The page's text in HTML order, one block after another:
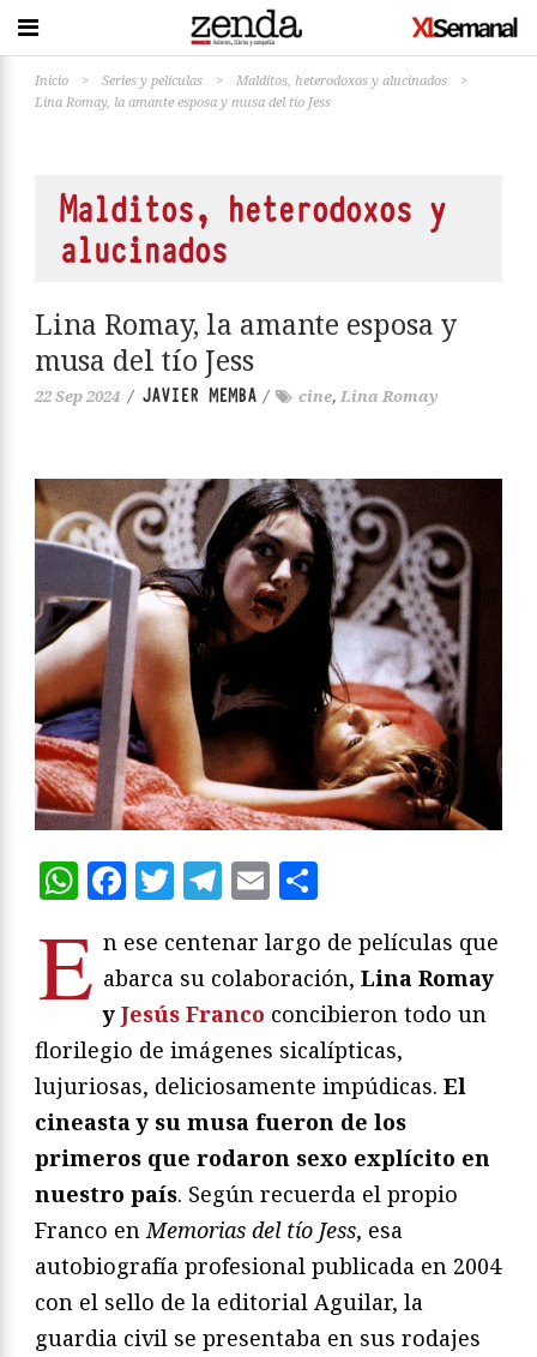
Inicio > Series y películas > Malditos, heterodoxos y alucinados
>
Lina Romay, la amante esposa y musa del tío Jess
Malditos, heterodoxos y
alucinados
Lina Romay, la amante esposa y
musa del tío Jess
22 Sep 2024 / JAVIER MEMBA / cine, Lina Romay
WhatsApp
Facebook
Twitter
Telegram
Email
E n ese centenar largo de películas que
abarca su colaboración, Lina Romay
y Jesús Franco concibieron todo un
florilegio de imágenes sicalípticas,
lujuriosas, deliciosamente impúdicas. El
cineasta y su musa fueron de los
primeros que rodaron sexo explícito en
nuestro país. Según recuerda el propio
Franco en Memorias del tío Jess, esa
autobiografía profesional publicada en 2004
con el sello de la editorial Aguilar, la
guardia civil se presentaba en sus rodajes